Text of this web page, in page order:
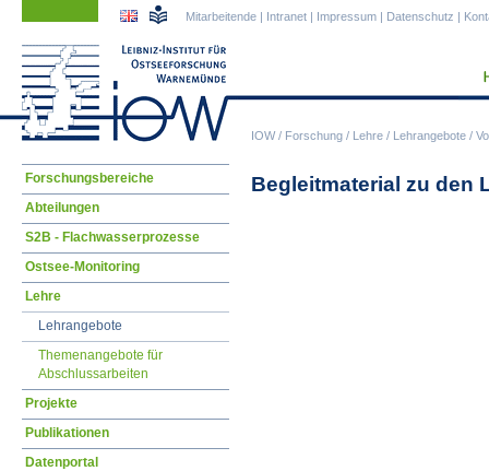
IOW/ Forschung / Lehre / Lehrangebote /
Mitarbeitende | Intranet | Impressum | Datenschutz |
Begleitmaterial zu den
Navigation
überspringen
Forschungsbereiche
Abteilungen
S2B - Flachwasserprozesse
Ostsee-Monitoring
Lehre
Lehrangebote
Themenangebote für
Abschlussarbeiten
Projekte
Publikationen
Datenportal